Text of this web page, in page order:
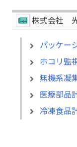
株式会社
パッケー
ホコリ監
無機系凝
医療部品
冷凍食品